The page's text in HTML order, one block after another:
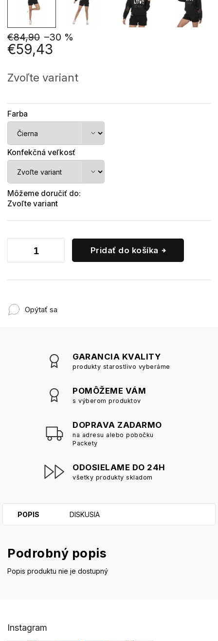
€84,90 –30 %
€59,43
cena:
Zvoľte variant
Farba
Konfekčná veľkosť
Môžeme doručiť do:
Zvoľte variant
Pridať do košíka
Opýtať sa
GARANCIA KVALITY
produkty starostlivo vyberáme
POMÔŽEME VÁM
s výberom produktov
DOPRAVA ZADARMO
na adresu alebo pobočku
Packety
ODOSIELAME DO 24H
všetky produkty skladom
POPIS DISKUSIA
Podrobný popis
Popis produktu nie je dostupný
Instagram